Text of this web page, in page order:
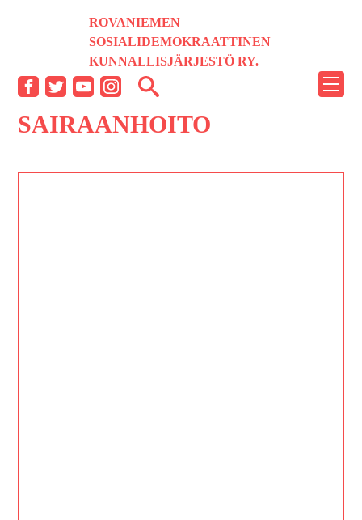
ROVANIEMEN
SOSIALIDEMOKRAATTINEN
KUNNALLISJÄRJESTÖ RY.
SAIRAANHOITO